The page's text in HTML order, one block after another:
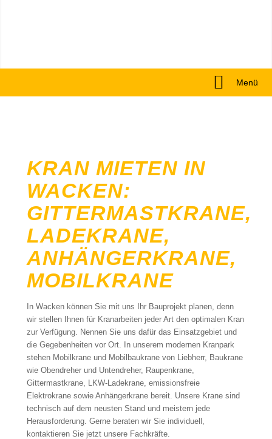
Menü
KRAN MIETEN IN
WACKEN:
GITTERMASTKRANE,
LADEKRANE,
ANHÄNGERKRANE,
MOBILKRANE
In Wacken können Sie mit uns Ihr Bauprojekt planen, denn
wir stellen Ihnen für Kranarbeiten jeder Art den optimalen Kran
zur Verfügung. Nennen Sie uns dafür das Einsatzgebiet und
die Gegebenheiten vor Ort. In unserem modernen Kranpark
stehen Mobilkrane und Mobilbaukrane von Liebherr, Baukrane
wie Obendreher und Untendreher, Raupenkrane,
Gittermastkrane, LKW-Ladekrane, emissionsfreie
Elektrokrane sowie Anhängerkrane bereit. Unsere Krane sind
technisch auf dem neusten Stand und meistern jede
Herausforderung. Gerne beraten wir Sie individuell,
kontaktieren Sie jetzt unsere Fachkräfte.